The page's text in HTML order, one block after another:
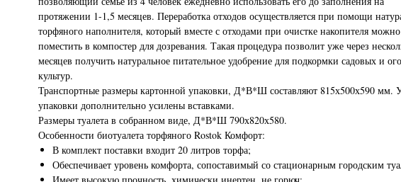
протяжении 1-1,5 месяцев. Переработка отходов осуществляется при помощи
торфяного наполнителя, который вместе с отходами при очистке накопителя можно
поместить в компостер для дозревания. Такая процедура позволит уже через
месяцев получить натуральное питательное удобрение для подкормки садовых и
культур.
Транспортные размеры картонной упаковки, Д*В*Ш составляют 815х500х590 мм.
упаковки дополнительно усилены вставками.
Размеры туалета в собранном виде, Д*В*Ш 790х820х580.
Особенности биотуалета торфяного Rostok Комфорт:
В комплект поставки входит 20 литров торфа;
Обеспечивает уровень комфорта, сопоставимый со стационарным городским
Имеет высокую прочность, химически инертен, не горюч;